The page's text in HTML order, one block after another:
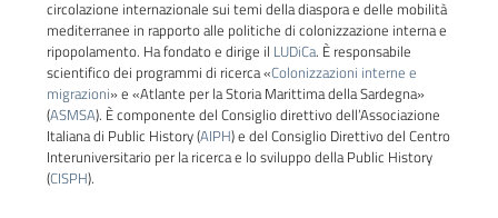
circolazione internazionale sui temi della diaspora e delle mobilità
mediterranee in rapporto alle politiche di colonizzazione interna e
ripopolamento. Ha fondato e dirige il LUDiCa. È responsabile
scientifico dei programmi di ricerca «Colonizzazioni interne e
migrazioni» e «Atlante per la Storia Marittima della Sardegna»
(ASMSA). È componente del Consiglio direttivo dell’Associazione
Italiana di Public History (AIPH) e del Consiglio Direttivo del Centro
Interuniversitario per la ricerca e lo sviluppo della Public History
(CISPH).